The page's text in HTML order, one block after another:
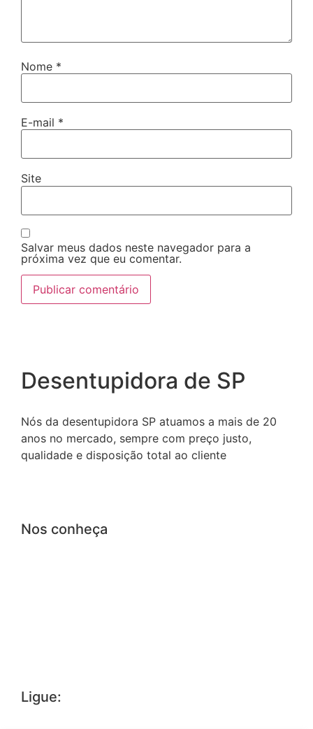
Nome *
E-mail *
Site
Salvar meus dados neste navegador para a
próxima vez que eu comentar.
Desentupidora de SP
Nós da desentupidora SP atuamos a mais de 20
anos no mercado, sempre com preço justo,
qualidade e disposição total ao cliente
Nos conheça
Ligue: